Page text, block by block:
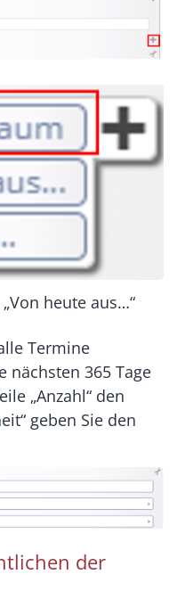
heute aus…“
Termine
nächsten 365 Tage
„Anzahl“ den
geben Sie den
der